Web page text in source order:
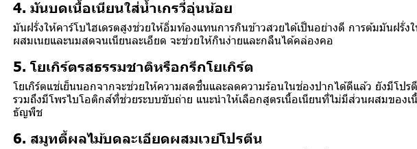
4. มันบดเนื้อเนียนใส่น้ำเกรวี่อุ่นน้อย
มันฝรั่งให้คาร์โบไฮเดรตสูงช่วยให้อิ่มท้องแทนการกินข้าวสวยได้เป็นอย่างดี การต้มมันฝรั่
ผสมเนยและนมสดจนเนียนละเอียด จะช่วยให้กินง่ายและกลืนได้คล่องคอ
5. โยเกิร์ตรสธรรมชาติหรือกรีกโยเกิร์ต
โยเกิร์ตแช่เย็นนอกจากจะช่วยให้ความสดชื่นและลดความร้อนในช่องปากได้ดีแล้ว ยังมีโปร
รวมถึงมีโพรไบโอติกส์ที่ช่วยระบบขับถ่าย แนะนำให้เลือกสูตรเนื้อเนียนที่ไม่มีส่วนผสมของ
ธัญพืช
6. สมูทตี้ผลไม้บดละเอียดผสมเวย์โปรตีน